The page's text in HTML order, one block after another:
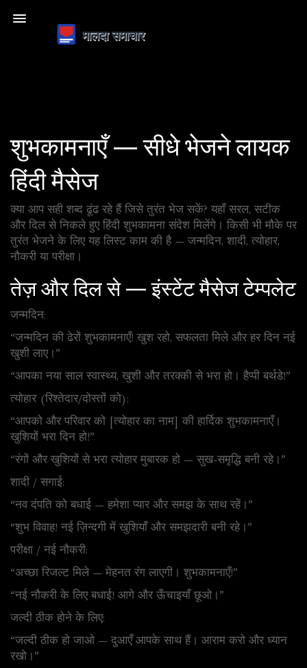
शुभकामनाएँ — सीधे भेजने लायक
हिंदी मैसेज
क्या आप सही शब्द ढूंढ रहे हैं जिसे तुरंत भेज सकें? यहाँ सरल, सटीक
और दिल से निकले हुए हिंदी शुभकामना संदेश मिलेंगे। किसी भी मौके पर
तुरंत भेजने के लिए यह लिस्ट काम की है — जन्मदिन, शादी, त्योहार,
नौकरी या परीक्षा।
तेज़ और दिल से — इंस्टेंट मैसेज टेम्पलेट
जन्मदिन:
“जन्मदिन की ढेरों शुभकामनाएँ! खुश रहो, सफलता मिले और हर दिन नई
खुशी लाए।”
“आपका नया साल स्वास्थ्य, खुशी और तरक्की से भरा हो। हैप्पी बर्थडे!”
त्योहार (रिश्तेदार/दोस्तों को):
“आपको और परिवार को [त्योहार का नाम] की हार्दिक शुभकामनाएँ।
खुशियों भरा दिन हो!”
“रंगों और खुशियों से भरा त्योहार मुबारक हो — सुख-समृद्धि बनी रहे।”
शादी / सगाई:
“नव दंपति को बधाई — हमेशा प्यार और समझ के साथ रहें।”
“शुभ विवाह! नई ज़िन्दगी में खुशियाँ और समझदारी बनी रहे।”
परीक्षा / नई नौकरी:
“अच्छा रिजल्ट मिले — मेहनत रंग लाएगी। शुभकामनाएँ!”
“नई नौकरी के लिए बधाई! आगे और ऊँचाइयाँ छूओ।”
जल्दी ठीक होने के लिए:
“जल्दी ठीक हो जाओ — दुआएँ आपके साथ हैं। आराम करो और ध्यान
रखो।”